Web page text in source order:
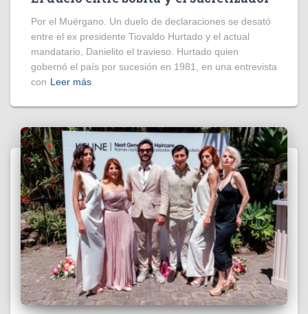
Por el Muérgano. Un duelo de declaraciones se desató
entre el ex presidente Tiovaldo Hurtado y el actual
mandatario, Danielito el travieso. Hurtado quien
gobernó el país por sucesión en 1981, en una entrevista
con Leer más